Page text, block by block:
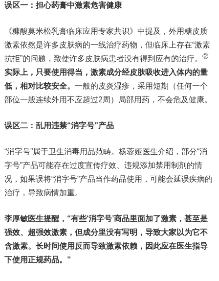
误区一：担心药膏中激素危害健康
《糠酸莫米松乳膏临床应用专家共识》中提及，外用糖皮质
激素依然是许多皮肤病的一线治疗药物，但临床上存在“激素
抗拒”的问题，致使许多皮肤病患者没有得到应有的治疗。
②
实际上，只要使用得当，激素成分经皮肤吸收进入体内的量
低，相对比较安全。 一般的皮炎湿疹，采用短期（任何一个
部位一般连续外用不应超过2周）局部用药，不会危及健康。
误区二：乱用违禁“消字号”产品
“消字号”属于卫生消毒用品范畴。杨蓉娅医生介绍，部分“消
字号”产品可能存在过度宣传疗效、违规添加禁用制剂的情
况，如果误将“消字号”产品当作药品使用，可能会延误疾病的
治疗，导致病情加重。
李厚敏医生提醒，“有些‘消字号’商品里面加了激素，甚至是
强效、超强效激素，但成分里没有写明，导致大家以为它不
含激素。长时间使用反而导致激素依赖，因此应在医生指导
下使用正规药品。”